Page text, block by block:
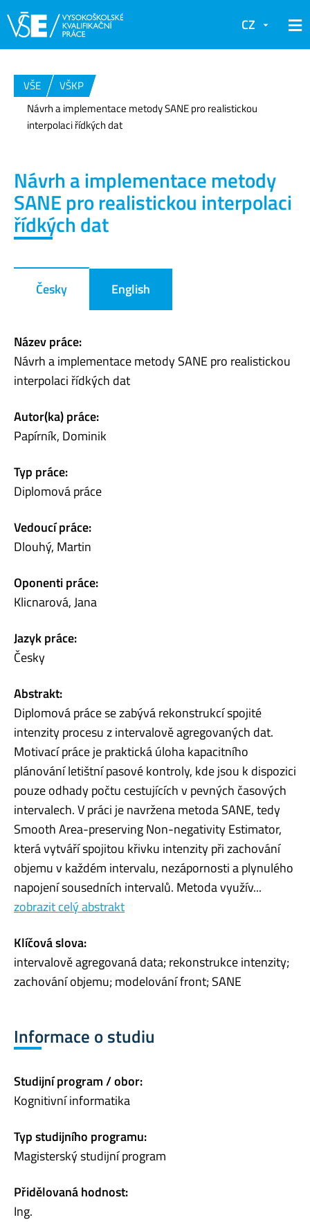
CZ
VŠE
VŠKP
Návrh a implementace metody SANE pro realistickou
interpolaci řídkých dat
Návrh a implementace metody
SANE pro realistickou interpolaci
řídkých dat
Česky English
Název práce:
Návrh a implementace metody SANE pro realistickou
interpolaci řídkých dat
Autor(ka) práce:
Papírník, Dominik
Typ práce:
Diplomová práce
Vedoucí práce:
Dlouhý, Martin
Oponenti práce:
Klicnarová, Jana
Jazyk práce:
Česky
Abstrakt:
Diplomová práce se zabývá rekonstrukcí spojité
intenzity procesu z intervalově agregovaných dat.
Motivací práce je praktická úloha kapacitního
plánování letištní pasové kontroly, kde jsou k dispozici
pouze odhady počtu cestujících v pevných časových
intervalech. V práci je navržena metoda SANE, tedy
Smooth Area-preserving Non-negativity Estimator,
která vytváří spojitou křivku intenzity při zachování
objemu v každém intervalu, nezápornosti a plynulého
napojení sousedních intervalů. Metoda využív...
zobrazit celý abstrakt
Klíčová slova:
intervalově agregovaná data; rekonstrukce intenzity;
zachování objemu; modelování front; SANE
Informace o studiu
Studijní program / obor:
Kognitivní informatika
Typ studijního programu:
Magisterský studijní program
Přidělovaná hodnost:
Ing.